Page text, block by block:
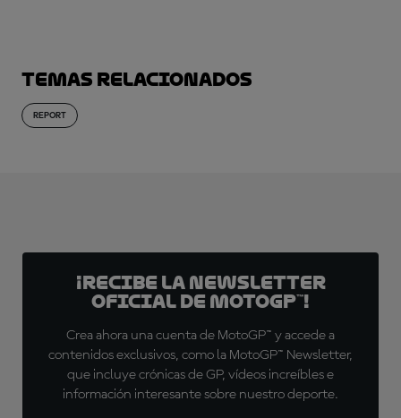
Temas relacionados
REPORT
¡Recibe la Newsletter
oficial de MotoGP™!
Crea ahora una cuenta de MotoGP™ y accede a
contenidos exclusivos, como la MotoGP™ Newsletter,
que incluye crónicas de GP, vídeos increíbles e
información interesante sobre nuestro deporte.